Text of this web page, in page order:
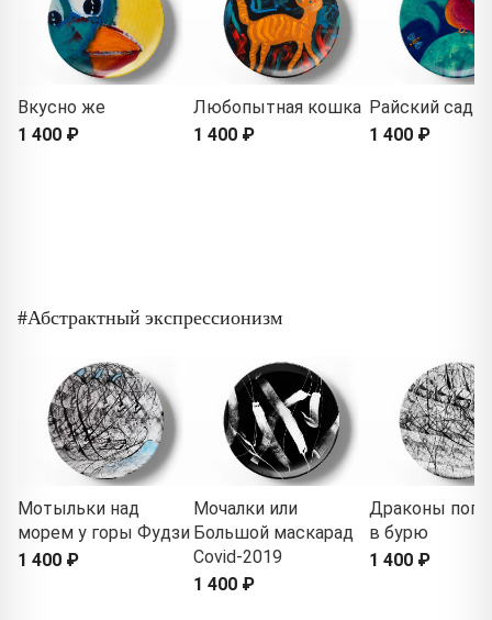
Вкусно же
1 400 ₽
Любопытная кошка
1 400 ₽
Райский сад
1 400 ₽
#Абстрактный экспрессионизм
Мотыльки над
морем у горы Фудзи
1 400 ₽
Мочалки или
Большой маскарад
Covid-2019
1 400 ₽
Драконы
в бурю
1 400 ₽